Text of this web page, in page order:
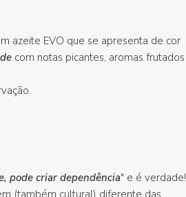
azeite EVO que se apresenta de cor
com notas picantes, aromas frutados
pode criar dependência" e é verdade!
(também cultural) diferente das